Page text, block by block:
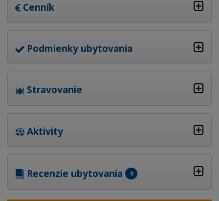
Cenník
Podmienky ubytovania
Stravovanie
Aktivity
Recenzie ubytovania 0